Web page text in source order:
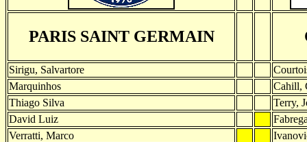
PARIS SAINT GERMAIN
Sirigu, Salvartore
Marquinhos
Cahill,
Thiago Silva
Terry,
David Luiz
Verratti, Marco